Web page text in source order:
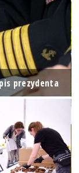
prezydenta